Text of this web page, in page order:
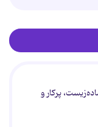
پرکار و